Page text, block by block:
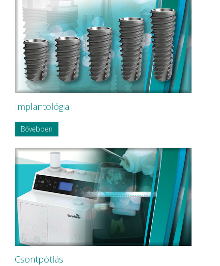
Implantológia
Bővebben
Csontpótlás